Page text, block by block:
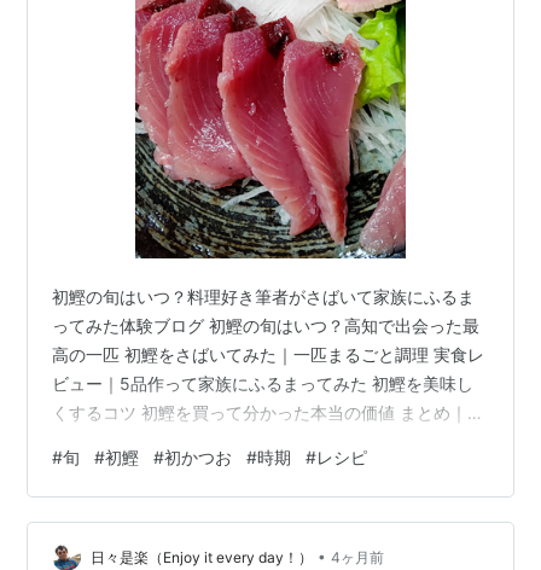
初鰹の旬はいつ？料理好き筆者がさばいて家族にふるま
ってみた体験ブログ 初鰹の旬はいつ？高知で出会った最
高の一匹 初鰹をさばいてみた｜一匹まるごと調理 実食レ
ビュー｜5品作って家族にふるまってみた 初鰹を美味し
くするコツ 初鰹を買って分かった本当の価値 まとめ｜初
て反映した完成版の記事をお届けします。（SEO＋体験
＋実践性をしっかり入れています） 初鰹の旬はいつ？料
理好き筆者がさばいて家族にふるまってみた体験ブログ
初鰹の旬はいつ？高知で出会った最高の一匹 結論から言
#旬 #初鰹 #初かつお #時期 #レシピ
日々是楽（Enjoy it every day！） • 4ヶ月前